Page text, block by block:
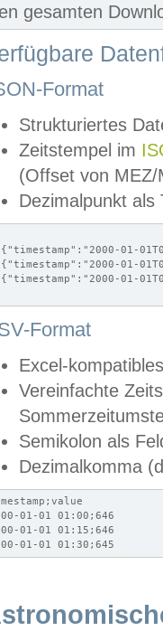
gesamten
Format
Strukturiertes
Zeitstempel im
(Offset von MEZ/
Dezimalpunkt als
01-
01-
01-
Format
Excel-
Vereinfachte
Semikolon als
Dezimalkomma
01-01 01:00;646
01-01 01:15;646
01-01 01:30;645